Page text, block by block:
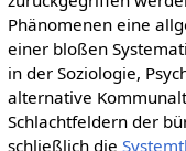
Phänomenen eine
einer bloßen
in der Soziologie,
alternative
Schlachtfeldern der
schließlich die